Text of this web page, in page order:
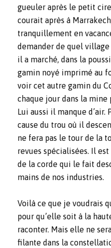
gueuler après le petit
courait après à
tranquillement en
demander de quel
il a marché, dans la
gamin noyé imprimé au
voir cet autre gamin du
chaque jour dans la
Lui aussi il manque d’air.
cause du trou où il
ne fera pas le tour de la
revues spécialisées. Il
de la corde qui le fait
mains de nos industries.
Voilà ce que je voudrais
pour qu’elle soit à la
raconter. Mais elle ne
filante dans la